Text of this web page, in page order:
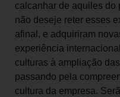
calcanhar de aquiles do
não deseje reter esses
afinal, e adquiriram
experiência
culturas à ampliação
passando pela
cultura da empresa.